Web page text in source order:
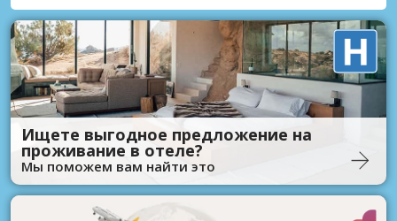
Ищете выгодное предложение на
проживание в отеле?
Мы поможем вам найти это